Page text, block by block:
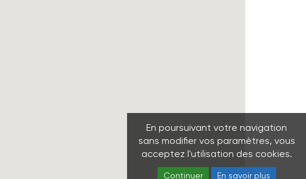
En poursuivant votre navigation
sans modifier vos paramètres, vous
acceptez l'utilisation des cookies.
Continuer En savoir plus